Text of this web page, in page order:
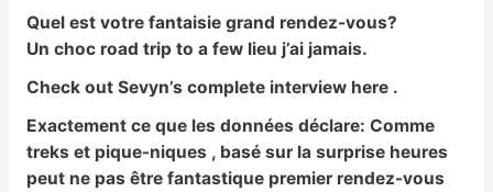
Quel est votre fantaisie grand rendez-vous?
Un choc road trip to a few lieu j’ai jamais.
Check out Sevyn’s complete interview here .
Exactement ce que les données déclare: Comme
treks et pique-niques , basé sur la surprise heures
peut ne pas être fantastique premier rendez-vous